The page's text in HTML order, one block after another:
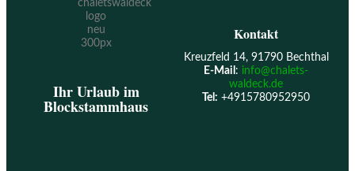
Ihr Urlaub im
Blockstammhaus
Kontakt
Kreuzfeld 14, 91790 Bechthal
E-Mail : info@chalets-
waldeck.de
Tel: +4915780952950